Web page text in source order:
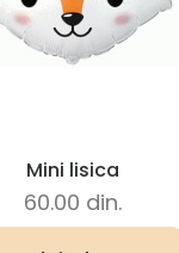
Mini lisica
60.00 din.